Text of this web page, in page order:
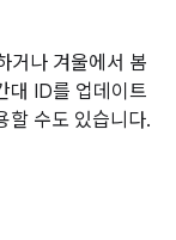
거나 겨울에서 봄
대 ID를 업데이트
할 수도 있습니다.